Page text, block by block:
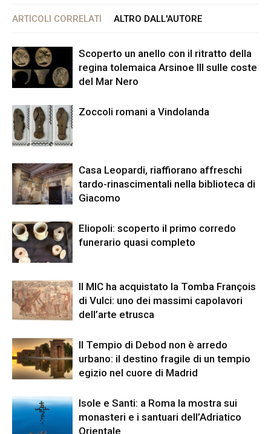
ARTICOLI CORRELATI ALTRO DALL'AUTORE
Scoperto un anello con il ritratto della
regina tolemaica Arsinoe III sulle coste
del Mar Nero
Zoccoli romani a Vindolanda
Casa Leopardi, riaffiorano affreschi
tardo-rinascimentali nella biblioteca di
Giacomo
Eliopoli: scoperto il primo corredo
funerario quasi completo
Il MIC ha acquistato la Tomba François
di Vulci: uno dei massimi capolavori
dell’arte etrusca
Il Tempio di Debod non è arredo
urbano: il destino fragile di un tempio
egizio nel cuore di Madrid
Isole e Santi: a Roma la mostra sui
monasteri e i santuari dell’Adriatico
Orientale